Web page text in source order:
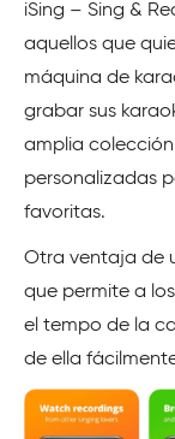
iSing – Sing &
aquellos que
máquina de
grabar sus
amplia
personalizadas
favoritas.
Otra ventaja de
que permite a
el tempo de la
de ella